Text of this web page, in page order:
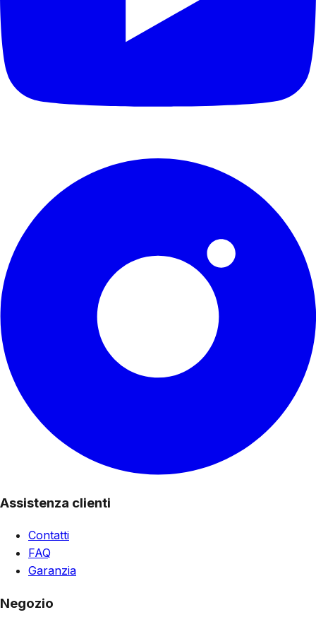
Assistenza clienti
Contatti
FAQ
Garanzia
Negozio